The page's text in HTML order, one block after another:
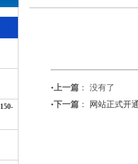
站
公司全面改版!
•上一篇 ： 没有了
•下一篇 ： 网站正式开